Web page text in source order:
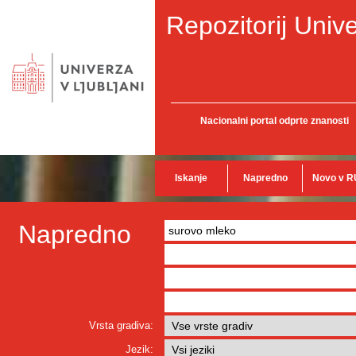
Repozitorij
Nacionalni portal odprte znanosti
Iskanje Napredno Novo v
Napredno
Vrsta gradiva:
Jezik: